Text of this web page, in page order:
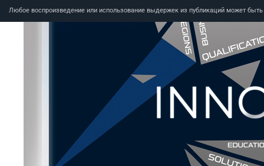
Любое воспроизведение или использование выдержек из публикаций может